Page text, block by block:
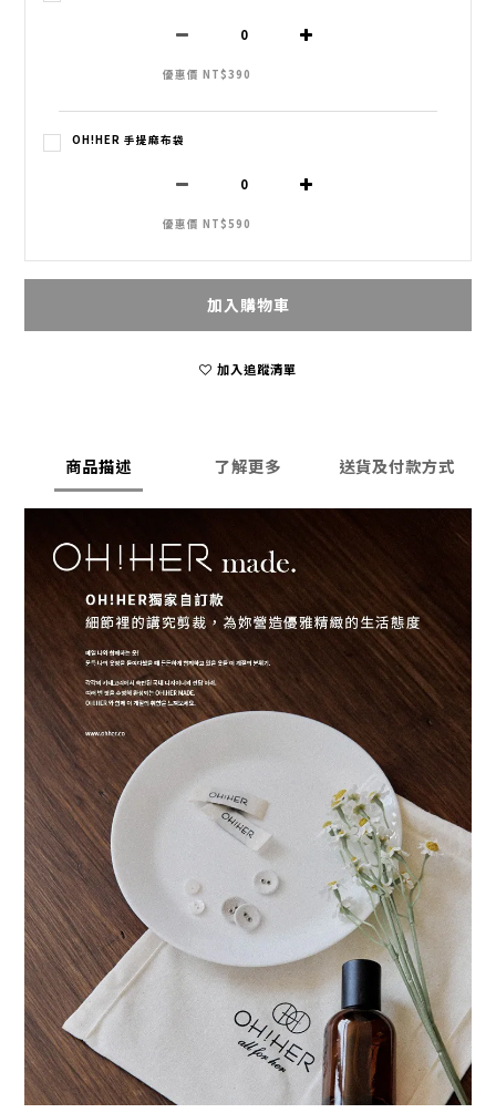
優惠價 NT$390
OH!HER 手提麻布袋
優惠價 NT$590
加入購物車
加入追蹤清單
商品描述 了解更多 送貨及付款方式